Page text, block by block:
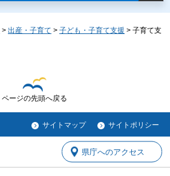
> 出産・子育て > 子ども・子育て支援 > 子育て支
ページの先頭へ戻る
サイトマップ サイトポリシー
県庁へのアクセス